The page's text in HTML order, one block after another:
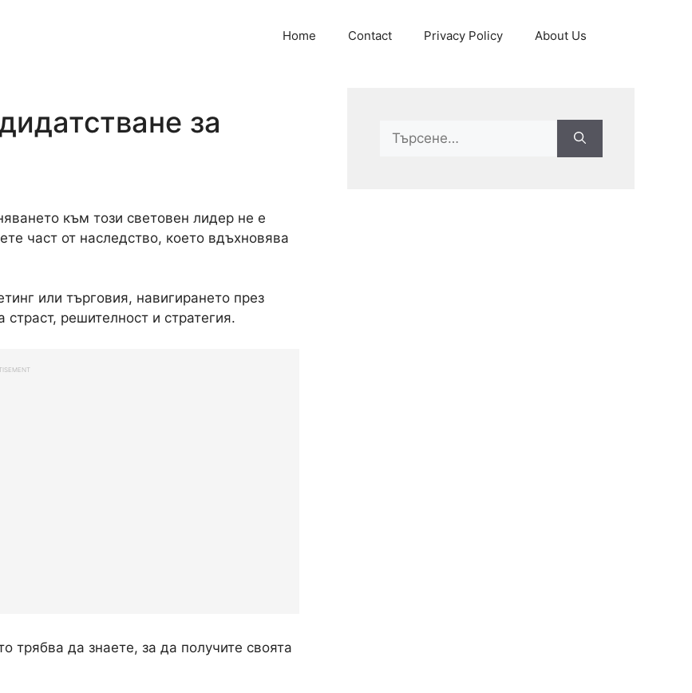
Home Contact Privacy Policy About Us
за
към този световен лидер не е
част от наследство, което вдъхновява
или търговия, навигирането през
решителност и стратегия.
трябва да знаете, за да получите своята
Search